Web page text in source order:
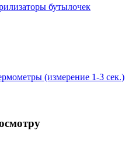
бутылочек
(измерение 1-3 сек.)